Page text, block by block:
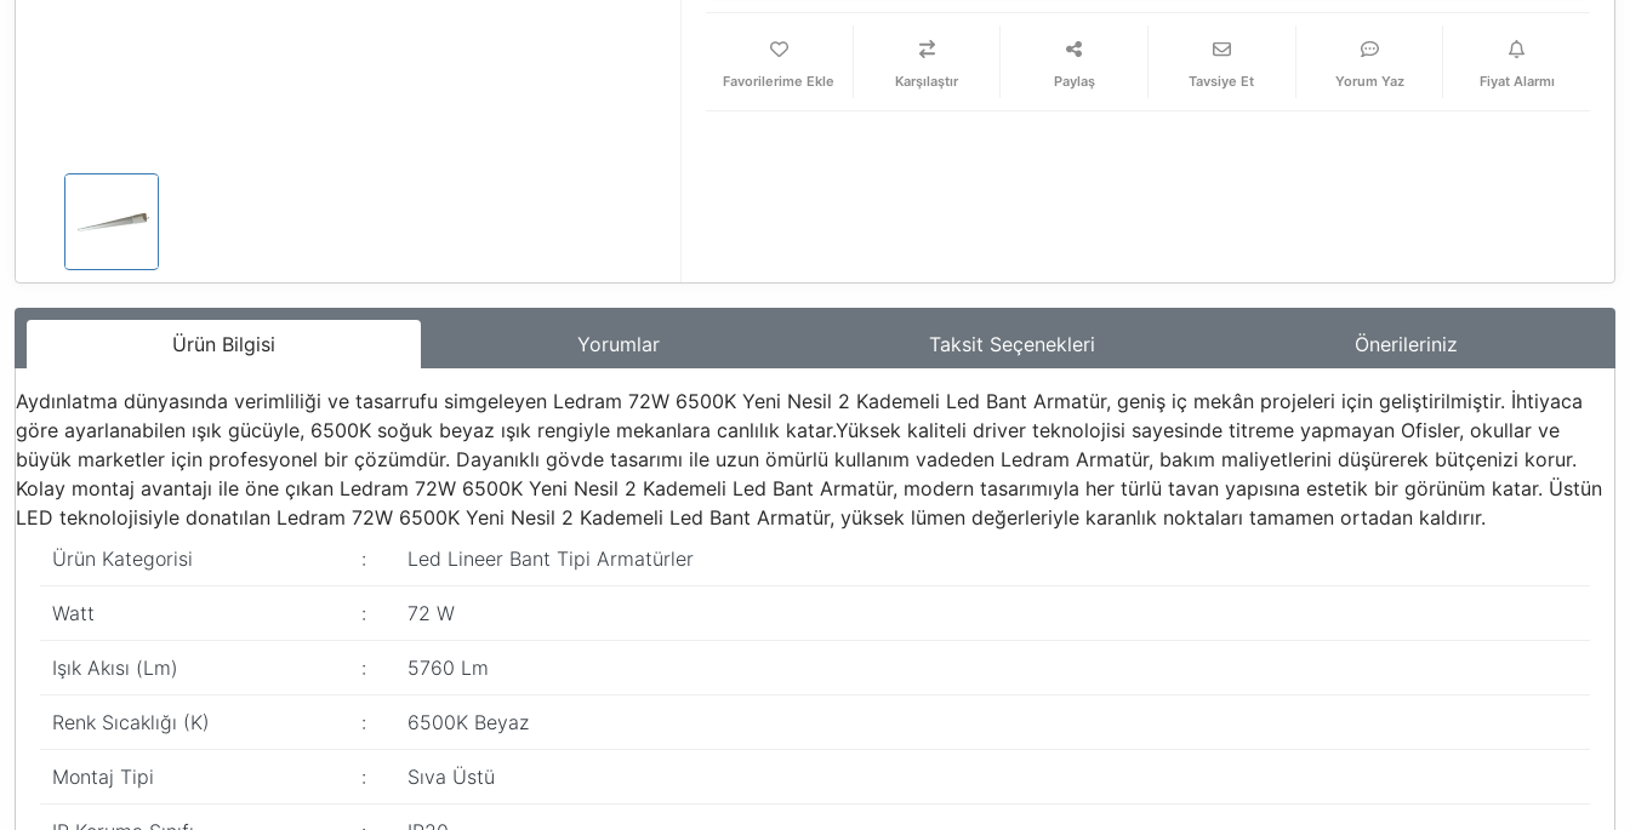
Karşılaştır Paylaş Tavsiye Et Yorum Yaz Fiyat Alarmı
Ürün Bilgisi Yorumlar Taksit Seçenekleri Önerileriniz
Aydınlatma dünyasında verimliliği ve tasarrufu simgeleyen Ledram 72W 6500K Yeni Nesil 2 Kademeli Led Bant Armatür, geniş iç mekân projeleri için geliştirilmiştir. İhtiyaca
göre ayarlanabilen ışık gücüyle, 6500K soğuk beyaz ışık rengiyle mekanlara canlılık katar.Yüksek kaliteli driver teknolojisi sayesinde titreme yapmayan Ofisler, okullar ve
büyük marketler için profesyonel bir çözümdür. Dayanıklı gövde tasarımı ile uzun ömürlü kullanım vadeden Ledram Armatür, bakım maliyetlerini düşürerek bütçenizi korur.
Kolay montaj avantajı ile öne çıkan Ledram 72W 6500K Yeni Nesil 2 Kademeli Led Bant Armatür, modern tasarımıyla her türlü tavan yapısına estetik bir görünüm katar. Üstün
LED teknolojisiyle donatılan Ledram 72W 6500K Yeni Nesil 2 Kademeli Led Bant Armatür, yüksek lümen değerleriyle karanlık noktaları tamamen ortadan kaldırır.
Ürün Kategorisi
: Led Lineer Bant Tipi Armatürler
Watt : 72 W
Işık Akısı (Lm) : 5760 Lm
Renk Sıcaklığı (K) : 6500K Beyaz
Montaj Tipi : Sıva Üstü